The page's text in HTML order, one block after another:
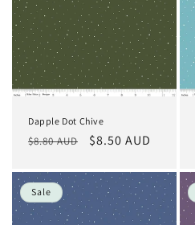
Dapple Dot Chive
Normaler
$8.80 AUD Verkaufspreis
$8.50 AUD
Sale